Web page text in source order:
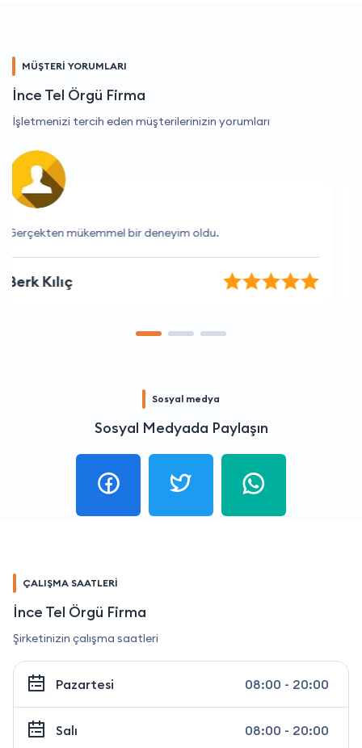
MÜŞTERİ YORUMLARI
İnce Tel Örgü Firma
İşletmenizi tercih eden müşterilerinizin yorumları
Gerçekten memnun kaldım, tavsiye ederim.
Ali Çelik
Sosyal medya
Sosyal Medyada Paylaşın
ÇALIŞMA SAATLERİ
İnce Tel Örgü Firma
Şirketinizin çalışma saatleri
Pazartesi 08:00 - 20:00
Salı 08:00 - 20:00